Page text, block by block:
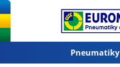
Pneumatiky